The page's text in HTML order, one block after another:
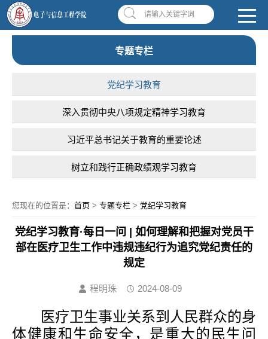
南昌应用技术师范学院，助你圆梦! 学校首页| OA系统 违反师德举报信箱
请输入关键字词
专题专栏
党纪学习教育
深入贯彻中央八项规定精神学习教育
习近平总书记关于教育的重要论述
树立和践行正确政绩观学习教育
您现在的位置是： 首页 > 专题专栏 > 党纪学习教育
党纪学习教育·每日一问 | 如何理解和把握对党员干
部在医疗卫生工作中违规违纪行为追究党纪责任的
规定
程明珠 2024-08-09
医疗卫生事业关系到人民群众的身
体健康和生命安全，是重大的民生问